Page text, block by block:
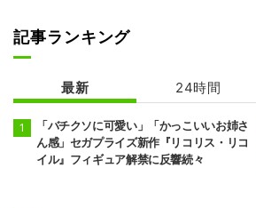
記事ランキング
最新 24時間
「バチクソに可愛い」「かっこいいお姉さ
ん感」セガプライズ新作『リコリス・リコ
イル』フィギュア解禁に反響続々